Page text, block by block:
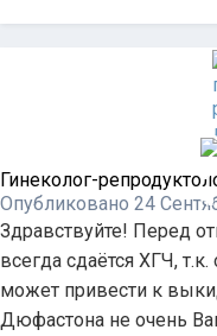
Гинеколог-
Опубликовано 24
Здравствуйте! Перед
всегда сдаётся ХГЧ,
может привести к
Дюфастона не очень